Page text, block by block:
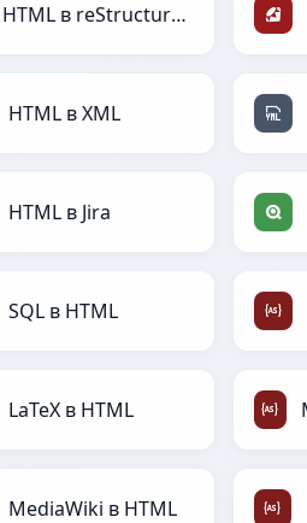
HTML в reStructuredText
HTML в XML
HTML в Jira
SQL в HTML
LaTeX в HTML
MediaWiki в HTML